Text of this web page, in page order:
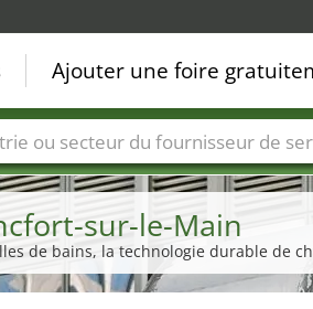
sur-le-Main
de bains, la technologie durable de
Ajouter une foire
foire Secteurs du fournisseur de